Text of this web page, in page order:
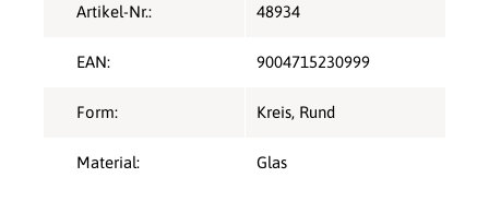
Artikel-Nr.: 48934
EAN: 9004715230999
Form: Kreis, Rund
Material: Glas